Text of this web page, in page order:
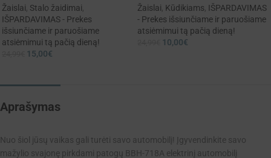
Žaislai, Stalo žaidimai,
IŠPARDAVIMAS - Prekes
išsiunčiame ir paruošiame
atsiėmimui tą pačią dieną!
15,00€
Žaislai, Kūdikiams, IŠPARDAVIMAS
- Prekes išsiunčiame ir paruošiame
atsiėmimui tą pačią dieną!
10,00€
Aprašymas
Nuo šiol jūsų vaikas gali turėti savo automobilį! Įgyvendinkite savo
mažylio svajonę pirkdami patogų BBH-718A elektrinį automobilį